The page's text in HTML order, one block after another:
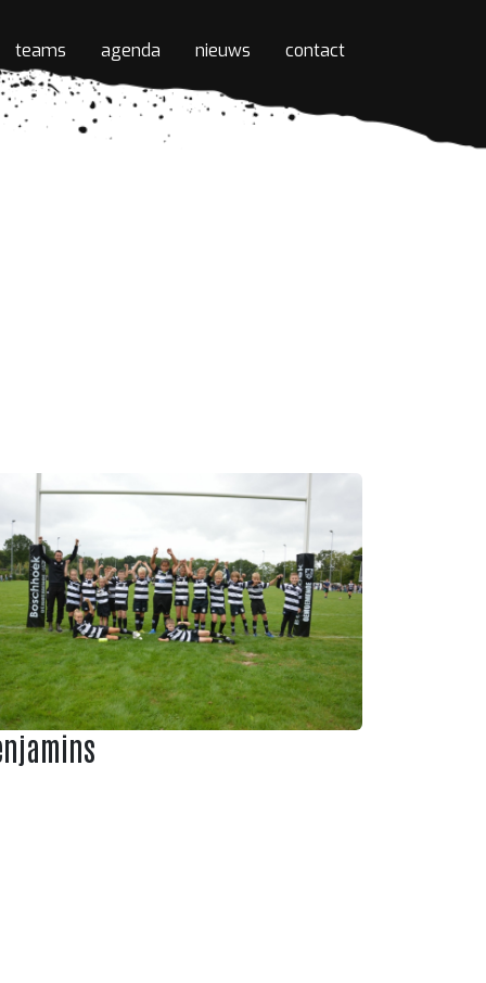
teams agenda nieuws contact